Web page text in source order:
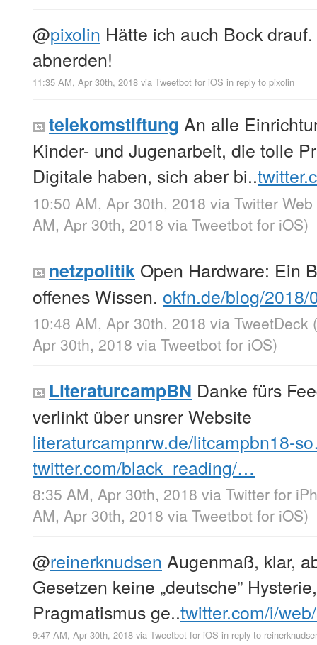
@pixolin Hätte ich auch Bock
abnerden!
11:35 AM, Apr 30th, 2018 via Tweetbot for iΟS in reply to pixolin
telekomstiftung An alle
Kinder- und Jugenarbeit, die tolle
Digitale haben, sich aber bi..
10:50 AM, Apr 30th, 2018 via Twitter
AM, Apr 30th, 2018 via Tweetbot for iΟS)
netzpolitik Open Hardware: Ein
offenes Wissen. okfn.de/blog/
10:48 AM, Apr 30th, 2018 via TweetDeck
Apr 30th, 2018 via Tweetbot for iΟS)
LiteraturcampBN Danke fürs
verlinkt über unsrer Website
literaturcampnrw.de/litcampbn18-
twitter.com/black_reading/…
8:35 AM, Apr 30th, 2018 via Twitter for
AM, Apr 30th, 2018 via Tweetbot for iΟS)
@reinerknudsen Augenmaß, klar,
Gesetzen keine „deutsche”
Pragmatismus ge..twitter.com/i/
9:47 AM, Apr 30th, 2018 via Tweetbot for iΟS in reply to